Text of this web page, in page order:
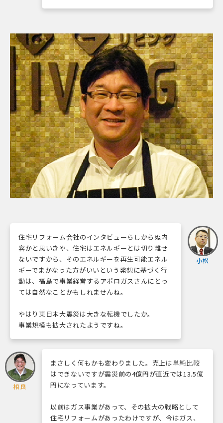
小松
住宅リフォーム会社のインタビューらしからぬ内
容かと思いきや、住宅はエネルギーとは切り離せ
ないですから、そのエネルギーを再生可能エネル
ギーでまかなった方がいいという発想に基づく行
動は、福島で事業経営するアポロガスさんにとっ
ては自然なことかもしれませんね。
やはり東日本大震災は大きな転機でしたか。
事業規模も拡大されたようですね。
相良
まさしく何もかも変わりました。売上は単純比較
はできないですが震災前の4億円が直近では13.5億
円になっています。
以前はガス事業があって、その拡大の戦略として
住宅リフォームがあったわけですが、今はガス、